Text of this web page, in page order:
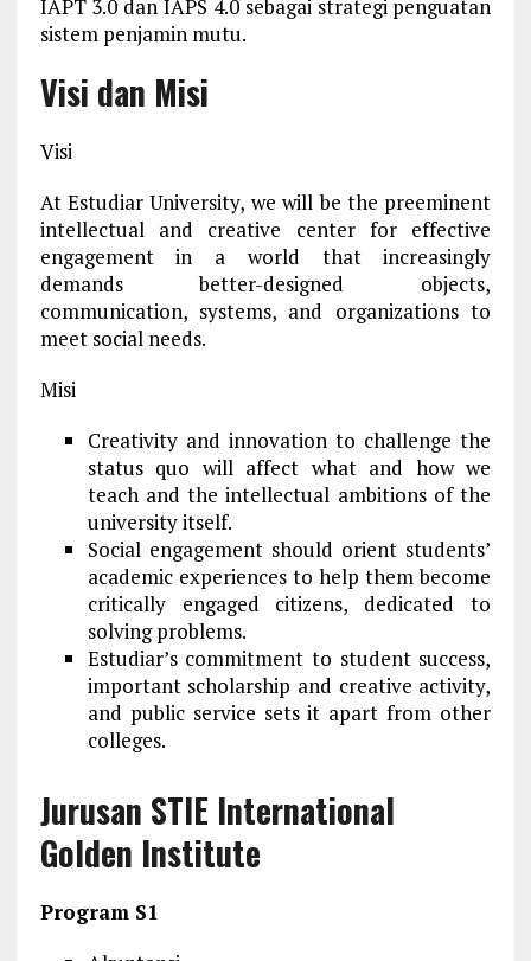
IAPT 3.0 dan IAPS 4.0 sebagai strategi penguatan
sistem penjamin mutu.
Visi dan Misi
Visi
At Estudiar University, we will be the preeminent
intellectual and creative center for effective
engagement in a world that increasingly
demands better-designed objects,
communication, systems, and organizations to
meet social needs.
Misi
Creativity and innovation to challenge the
status quo will affect what and how we
teach and the intellectual ambitions of the
university itself.
Social engagement should orient students’
academic experiences to help them become
critically engaged citizens, dedicated to
solving problems.
Estudiar’s commitment to student success,
important scholarship and creative activity,
and public service sets it apart from other
colleges.
Jurusan STIE International
Golden Institute
Program S1